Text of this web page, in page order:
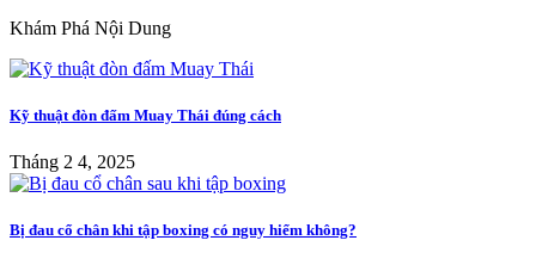
Khám Phá Nội Dung
Kỹ thuật đòn đấm Muay Thái đúng cách
Tháng 2 4, 2025
Bị đau cổ chân khi tập boxing có nguy hiểm không?